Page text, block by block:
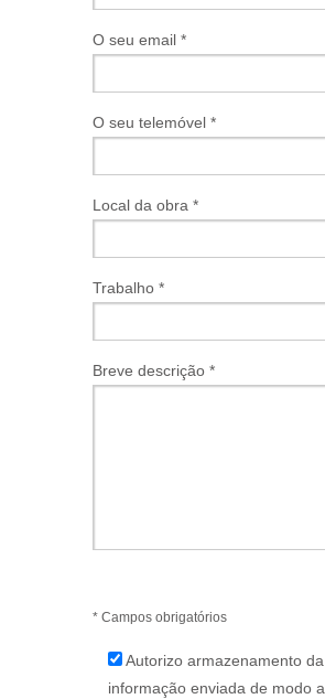
O seu email *
O seu telemóvel *
Local da obra *
Trabalho *
Breve descrição *
* Campos obrigatórios
Autorizo armazenamento da
informação enviada de modo a